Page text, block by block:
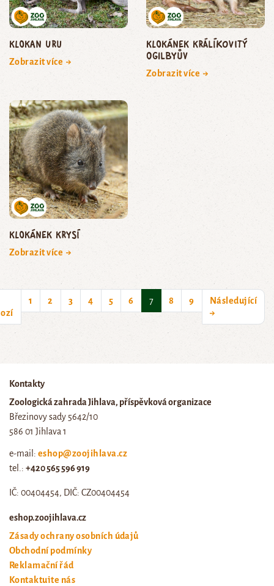
klokan uru
Zobrazit více →
klokánek králíkovitý
Ogilbyův
Zobrazit více →
klokánek krysí
Zobrazit více →
1 2 3 4 5 6 7(current)
8 9
Následující
→
Kontakty
Zoologická zahrada Jihlava, příspěvková organizace
Březinovy sady 5642/10
586 01 Jihlava 1
e-mail: eshop@zoojihlava.cz
tel.: +420 565 596 919
IČ: 00404454, DIČ: CZ00404454
eshop.zoojihlava.cz
Zásady ochrany osobních údajů
Obchodní podmínky
Reklamační řád
Kontaktujte nás